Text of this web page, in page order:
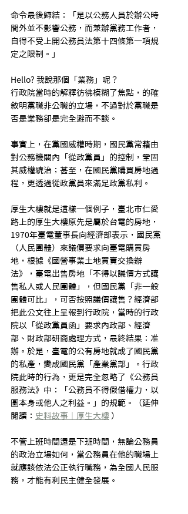
命令最後歸結：「是以公務人員於辦公時
間外並不影響公務，而兼辦黨務工作者，
自得不受上開公務員法第十四條第一項規
定之限制。」
Hello? 我說那個「業務」呢？
行政院當時的解釋彷彿模糊了焦點，的確
敘明黨職非公職的立場，不過對於黨職是
否是業務卻是完全避而不談。
事實上，在黨國威權時期，國民黨常藉由
對公務機關內「從政黨員」的控制，鞏固
其威權統治；甚至，在國民黨購買房地過
程，更透過從政黨員來滿足政黨私利。
厚生大樓就是這樣一個例子，臺北市仁愛
路上的厚生大樓原先是屬於台電的房地，
1970年臺電董事長向經濟部表示，國民黨
（人民團體）來議價要求向臺電購買房
地，根據《國營事業土地買賣交換辦
法》，臺電出售房地「不得以議價方式讓
售私人或人民團體」，但國民黨「非一般
團體可比」，可否按照議價讓售？經濟部
把此公文往上呈報到行政院，當時的行政
院以「從政黨員函」要求內政部、經濟
部、財政部研商處理方式，最終結果：准
辦。於是，臺電的公有房地就成了國民黨
的私產，變成國民黨「產業黨部」。行政
院此時的行為，更是完全忽略了《公務員
服務法》中：「公務員不得假借權力，以
圖本身或他人之利益。」的規範。（延伸
閱讀： 史料故事｜厚生大樓 ）
不管上班時間還是下班時間，無論公務員
的政治立場如何，當公務員在他的職場上
就應該依法公正執行職務，為全國人民服
務，才能有利民主健全發展。